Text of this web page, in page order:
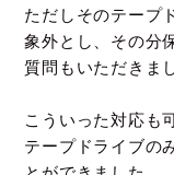
ただしそのテープ
象外とし、 その分
質問もいただきま
こういった対応も
テープドライブの